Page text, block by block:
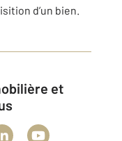
d’un bien.